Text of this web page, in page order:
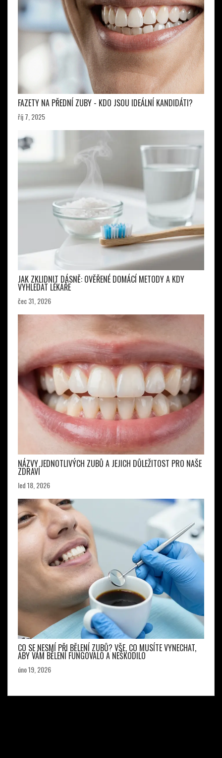
FAZETY NA PŘEDNÍ ZUBY - KDO JSOU IDEÁLNÍ KANDIDÁTI?
říj 7, 2025
JAK ZKLIDNIT DÁSNĚ: OVĚŘENÉ DOMÁCÍ METODY A KDY
VYHLEDAT LÉKAŘE
čec 31, 2026
NÁZVY JEDNOTLIVÝCH ZUBŮ A JEJICH DŮLEŽITOST PRO NAŠE
ZDRAVÍ
led 18, 2026
CO SE NESMÍ PŘI BĚLENÍ ZUBŮ? VŠE, CO MUSÍTE VYNECHAT,
ABY VÁM BĚLENÍ FUNGOVALO A NEŠKODILO
úno 19, 2026